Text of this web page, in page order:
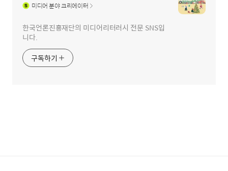
미디어분야 크리에이터
한국언론진흥재단의 미디어리터러시 전문 SNS입
니다.
구독하기